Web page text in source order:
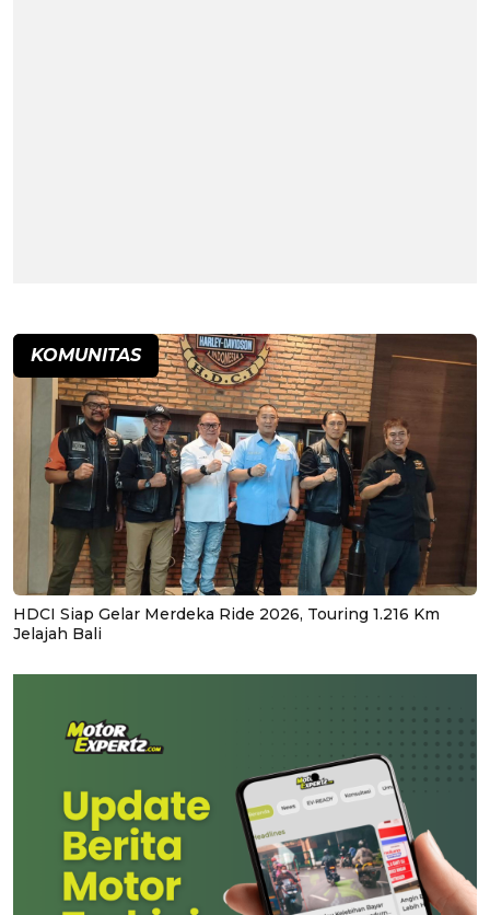
KOMUNITAS
HDCI Siap Gelar Merdeka Ride 2026, Touring 1.216 Km
Jelajah Bali